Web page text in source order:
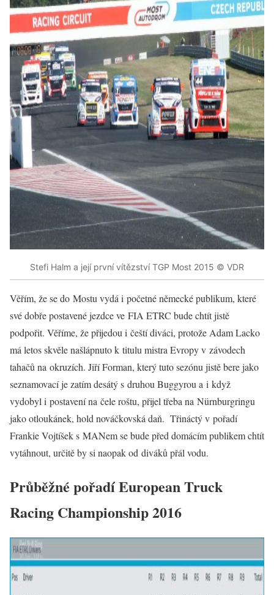
Stefi Halm a její první vítězství TGP Most 2015 © VDR
Věřím, že se do Mostu vydá i početné německé publikum, které
své dobře postavené jezdce ve FIA ETRC bude chtít jistě
podpořit. Věříme, že přijedou i čeští diváci, protože Adam Lacko
má letos skvěle našlápnuto k titulu mistra Evropy v závodech
tahačů na okruzích. Jiří Forman, který tuto sezónu jistě bere jako
seznamovací je zatím desátý s druhou Buggyrou a i když
vydobyl i postavení na čele roštu, přijel třeba na Nürnburgringu
jako otloukánek, hold nováčkovská daň. Třináctý v pořadí
Frankie Vojtíšek s MANem se bude před domácím publikem chtít
vytáhnout, určitě by si naopak od diváků přál vodu.
Průběžné pořadí European Truck
Racing Championship 2016